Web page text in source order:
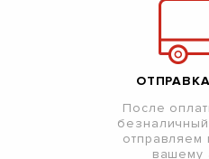
После
отправляем
вашему